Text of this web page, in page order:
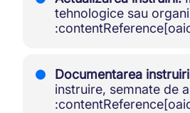
tehnologice sau
Documentarea
instruire, semnate de